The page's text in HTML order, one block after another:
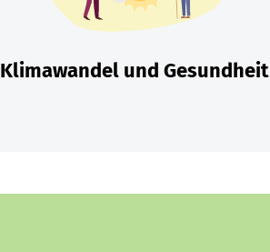
Klimawandel und Gesundheit